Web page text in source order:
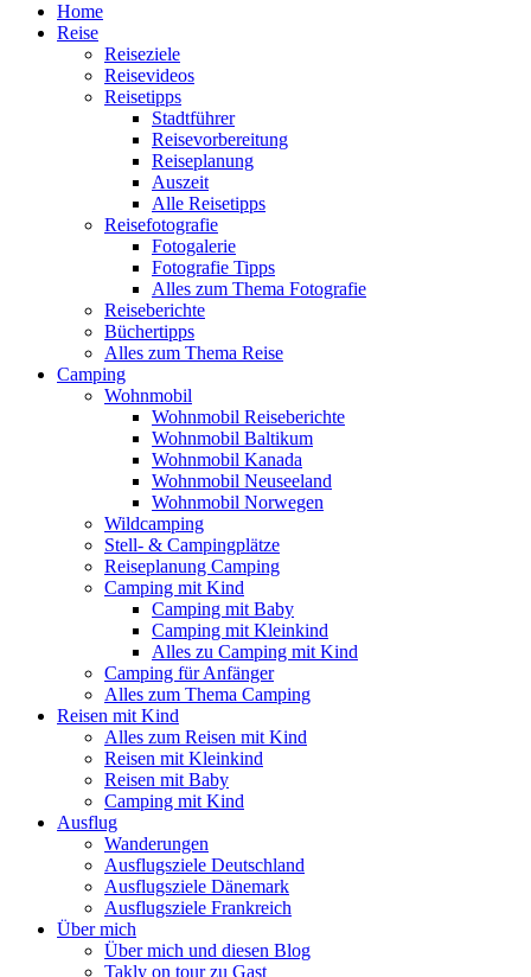
Home
Reise
Reiseziele
Reisevideos
Reisetipps
Stadtführer
Reisevorbereitung
Reiseplanung
Auszeit
Alle Reisetipps
Reisefotografie
Fotogalerie
Fotografie Tipps
Alles zum Thema Fotografie
Reiseberichte
Büchertipps
Alles zum Thema Reise
Camping
Wohnmobil
Wohnmobil Reiseberichte
Wohnmobil Baltikum
Wohnmobil Kanada
Wohnmobil Neuseeland
Wohnmobil Norwegen
Wildcamping
Stell- & Campingplätze
Reiseplanung Camping
Camping mit Kind
Camping mit Baby
Camping mit Kleinkind
Alles zu Camping mit Kind
Camping für Anfänger
Alles zum Thema Camping
Reisen mit Kind
Alles zum Reisen mit Kind
Reisen mit Kleinkind
Reisen mit Baby
Camping mit Kind
Ausflug
Wanderungen
Ausflugsziele Deutschland
Ausflugsziele Dänemark
Ausflugsziele Frankreich
Über mich
Über mich und diesen Blog
Takly on tour zu Gast